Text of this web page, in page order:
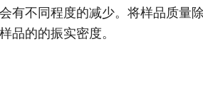
有不同程度的减少。将样品质量
品的的振实密度。